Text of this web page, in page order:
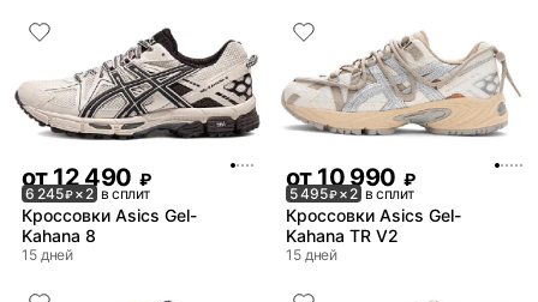
от 12 490 ₽
6 245₽× 2 в сплит
Кроссовки Asics Gel-
Kahana 8
15 дней
от 10 990 ₽
5 495₽× 2 в сплит
Кроссовки Asics Gel-
Kahana TR V2
15 дней